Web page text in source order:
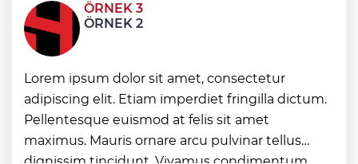
Denizli Büyükşehir’den Buldan’a dev
yatırım
İstanbul'da tarihi mezar taşlarına saldırı
sonrası restorasyon
Bursa Keles'te yollar hem yenileniyor,
hem genişliyor
ÖRNEK 3
ÖRNEK 2
Lorem ipsum dolor sit amet, consectetur
adipiscing elit. Etiam imperdiet fringilla dictum.
Pellentesque euismod at felis sit amet
maximus. Mauris ornare arcu pulvinar tellus